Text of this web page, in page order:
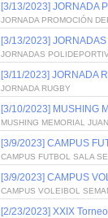
[3/13/2023] JORNADA
JORNADA PROMOCIÓN
[3/13/2023]
JORNADAS
[3/11/2023] JORNADA
JORNADA RUGBY
[3/10/2023] MUSHING
MUSHING MEMORIAL
[3/9/2023] CAMPUS
CAMPUS FUTBOL SALA
[3/9/2023] CAMPUS
CAMPUS VOLEIBOL
[2/23/2023] XXIX